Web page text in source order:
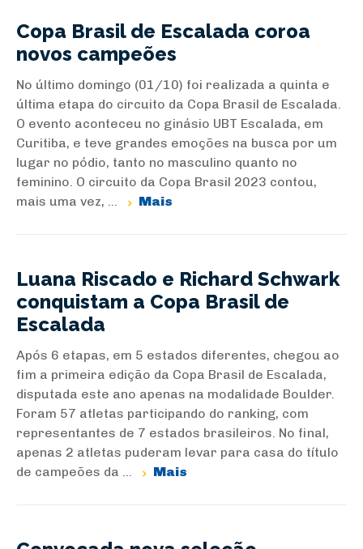
Copa Brasil de Escalada coroa
novos campeões
No último domingo (01/10) foi realizada a quinta e
última etapa do circuito da Copa Brasil de Escalada.
O evento aconteceu no ginásio UBT Escalada, em
Curitiba, e teve grandes emoções na busca por um
lugar no pódio, tanto no masculino quanto no
feminino. O circuito da Copa Brasil 2023 contou,
mais uma vez, ...
Mais
Luana Riscado e Richard Schwark
conquistam a Copa Brasil de
Escalada
Após 6 etapas, em 5 estados diferentes, chegou ao
fim a primeira edição da Copa Brasil de Escalada,
disputada este ano apenas na modalidade Boulder.
Foram 57 atletas participando do ranking, com
representantes de 7 estados brasileiros. No final,
apenas 2 atletas puderam levar para casa do título
de campeões da ...
Mais